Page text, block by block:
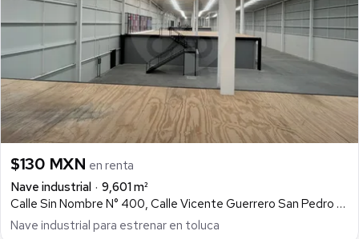
$130 MXN en renta
Nave industrial
9,601 m²
Calle Sin Nombre N° 400, Calle Vicente Guerrero San Pedro Totolepec, San Pedro Totoltepec, Toluca
Nave industrial para estrenar en toluca